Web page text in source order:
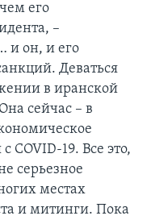
его
–
и он, и его
Деваться
в иранской
сейчас – в
COVID-19. Все это,
серьезное
местах
и митинги. Пока